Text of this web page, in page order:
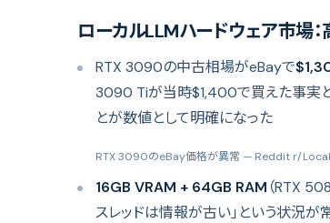
ローカルLLMハードウェア市場
RTX 3090の中古相場がeBayで
3090 Tiが当時$1,400で買えた事実
とが数値として明確になった
RTX 3090のeBay価格が異常 — Reddit r/
16GB VRAM + 64GB RAM （RTX
スレッドは情報が古い」という状況